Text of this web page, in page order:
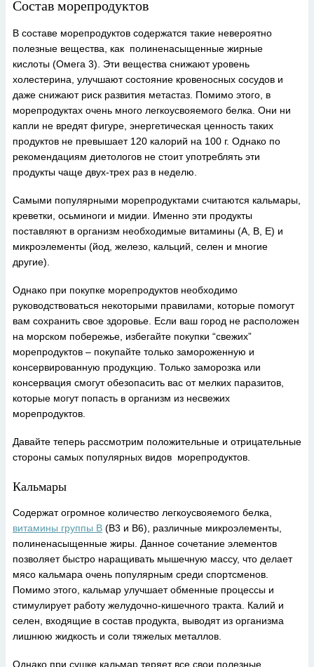
Состав морепродуктов
В составе морепродуктов содержатся такие невероятно
полезные вещества, как полиненасыщенные жирные
кислоты (Омега 3). Эти вещества снижают уровень
холестерина, улучшают состояние кровеносных сосудов и
даже снижают риск развития метастаз. Помимо этого, в
морепродуктах очень много легкоусвояемого белка. Они ни
капли не вредят фигуре, энергетическая ценность таких
продуктов не превышает 120 калорий на 100 г. Однако по
рекомендациям диетологов не стоит употреблять эти
продукты чаще двух-трех раз в неделю.
Самыми популярными морепродуктами считаются кальмары,
креветки, осьминоги и мидии. Именно эти продукты
поставляют в организм необходимые витамины (А, В, Е) и
микроэлементы (йод, железо, кальций, селен и многие
другие).
Однако при покупке морепродуктов необходимо
руководствоваться некоторыми правилами, которые помогут
вам сохранить свое здоровье. Если ваш город не расположен
на морском побережье, избегайте покупки “свежих”
морепродуктов – покупайте только замороженную и
консервированную продукцию. Только заморозка или
консервация смогут обезопасить вас от мелких паразитов,
которые могут попасть в организм из несвежих
морепродуктов.
Давайте теперь рассмотрим положительные и отрицательные
стороны самых популярных видов морепродуктов.
Кальмары
Содержат огромное количество легкоусвояемого белка,
витамины группы В (В3 и В6), различные микроэлементы,
полиненасыщенные жиры. Данное сочетание элементов
позволяет быстро наращивать мышечную массу, что делает
мясо кальмара очень популярным среди спортсменов.
Помимо этого, кальмар улучшает обменные процессы и
стимулирует работу желудочно-кишечного тракта. Калий и
селен, входящие в состав продукта, выводят из организма
лишнюю жидкость и соли тяжелых металлов.
Однако при сушке кальмар теряет все свои полезные